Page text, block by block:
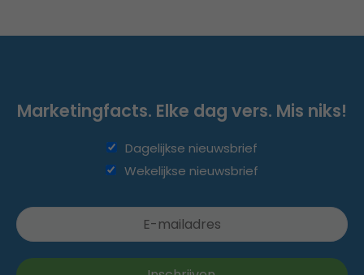
Marketingfacts. Elke dag vers. Mis niks!
Dagelijkse nieuwsbrief
Wekelijkse nieuwsbrief